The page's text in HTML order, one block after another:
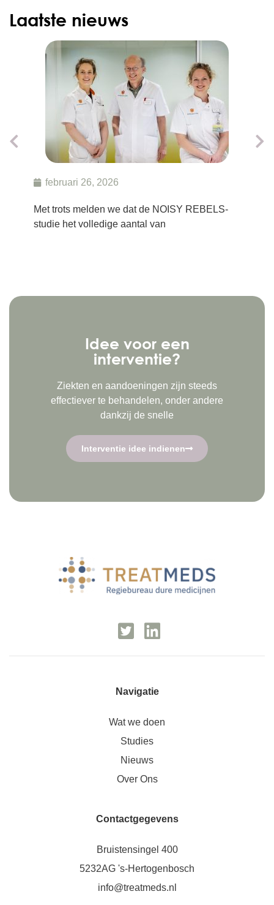
Laatste nieuws
februari 26, 2026
Met trots melden we dat de NOISY REBELS-
studie het volledige aantal van
Idee voor een
interventie?
Ziekten en aandoeningen zijn steeds
effectiever te behandelen, onder andere
dankzij de snelle
Interventie idee indienen
Navigatie
Wat we doen
Studies
Nieuws
Over Ons
Contactgegevens
Bruistensingel 400
5232AG 's-Hertogenbosch
info@treatmeds.nl